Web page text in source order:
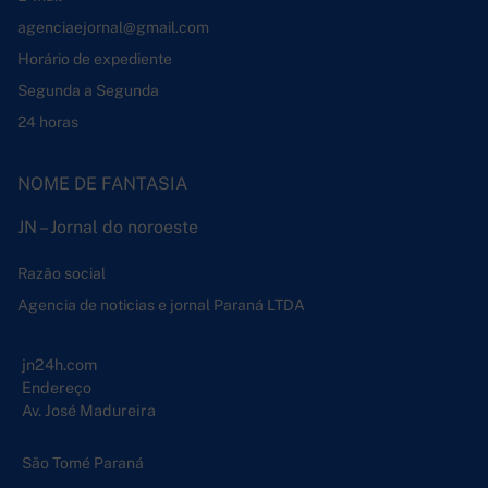
agenciaejornal@gmail.com
Horário de expediente
Segunda a Segunda
24 horas
NOME DE FANTASIA
JN – Jornal do noroeste
Razão social
Agencia de noticias e jornal Paraná LTDA
jn24h.com
Endereço
Av. José Madureira
São Tomé Paraná